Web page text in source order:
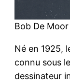
Bob De
Né en 1925,
connu sous
dessinateur